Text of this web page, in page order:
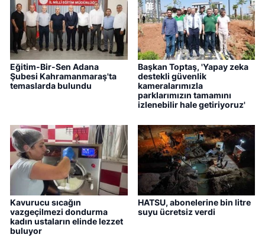
Eğitim-Bir-Sen Adana
Şubesi Kahramanmaraş'ta
temaslarda bulundu
Başkan Toptaş, 'Yapay zeka
destekli güvenlik
kameralarımızla
parklarımızın tamamını
izlenebilir hale getiriyoruz'
Kavurucu sıcağın
vazgeçilmezi dondurma
kadın ustaların elinde lezzet
buluyor
HATSU, abonelerine bin litre
suyu ücretsiz verdi